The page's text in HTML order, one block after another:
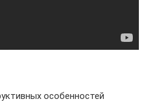
особенностей